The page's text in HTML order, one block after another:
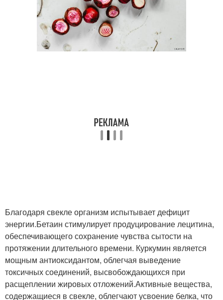
Благодаря свекле организм испытывает дефицит
энергии.Бетаин стимулирует продуцирование лецитина,
обеспечивающего сохранение чувства сытости на
протяжении длительного времени. Куркумин является
мощным антиоксидантом, облегчая выведение
токсичных соединений, высвобождающихся при
расщеплении жировых отложений.Активные вещества,
содержащиеся в свекле, облегчают усвоение белка, что